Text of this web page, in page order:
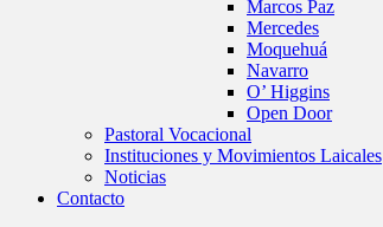
Marcos Paz
Mercedes
Moquehuá
Navarro
O’ Higgins
Open Door
Pastoral Vocacional
Instituciones y Movimientos Laicales
Noticias
Contacto